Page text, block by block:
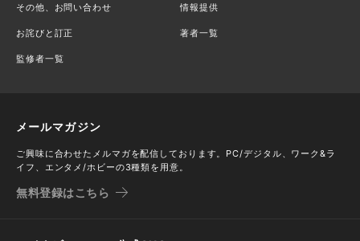
その他、お問い合わせ 情報提供
お詫びと訂正 著者一覧
監修者一覧
メールマガジン
ご興味に合わせたメルマガを配信しております。PC/デジタル、ワーク&ラ
イフ、エンタメ/ホビーの3種類を用意。
無料登録はこちら